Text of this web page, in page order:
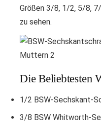
Größen 3/8, 1/2, 5/8,
zu sehen.
Die Beliebtesten
1/2 BSW-Sechskant-
3/8 BSW Whitworth-